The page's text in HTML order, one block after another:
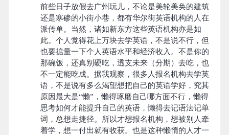
前些日子放假去广州玩儿，不论是美轮美奂的建筑
还是寒碜的小街小巷，都有华尔街英语机构的人在
派传单。当然，诸如新东方这些英语机构亦是如
此。个人觉得花上万块去学英语，不是说不行，但
也要掂量一下个人英语水平和经济收入。不是你的
那碗饭，还真别硬吃，透支未来（分期）去吃，也
不一定能吃成。据我观察，很多人报名机构去学英
语，不是说有多么渴望想把自己的英语学好，究其
原因最大是“懒”，懒得琢磨自己哪方面不行，懒得
思考如何才能提升自己的英语，懒得去记语法记单
词，总想走捷径。所以才想报名机构，想被别人牵
着学，想一付出就有收获。也是这种懒惰的人才一